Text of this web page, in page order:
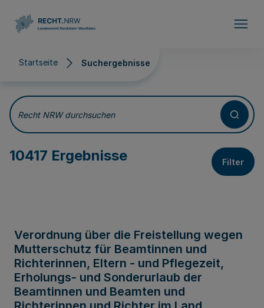
Startseite Suchergebnisse
Suchergebnisse
Recht NRW durchsuchen
10417 Ergebnisse Filter
Verordnung über die Freistellung wegen
Mutterschutz für Beamtinnen und
Richterinnen, Eltern - und Pflegezeit,
Erholungs- und Sonderurlaub der
Beamtinnen und Beamten und